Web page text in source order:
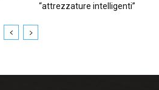
“attrezzature intelligenti”